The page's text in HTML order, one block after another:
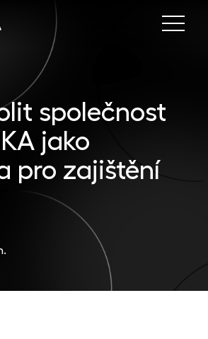
Menu
společnost
jako
pro zajištění